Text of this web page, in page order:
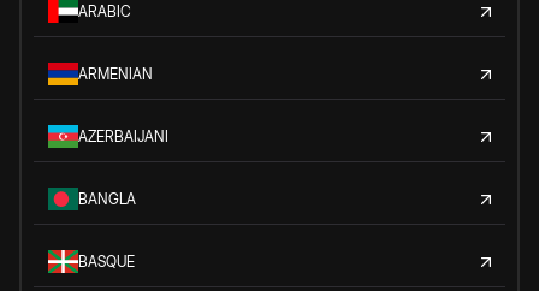
ARABIC
ARMENIAN
AZERBAIJANI
BANGLA
BASQUE